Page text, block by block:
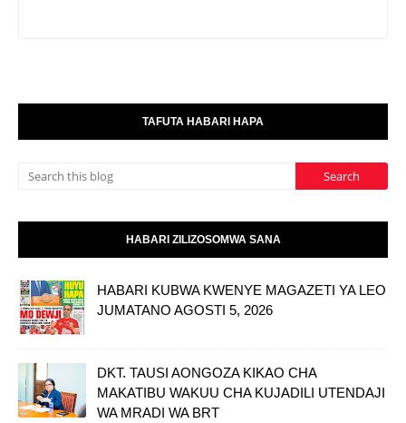
TAFUTA HABARI HAPA
HABARI ZILIZOSOMWA SANA
HABARI KUBWA KWENYE MAGAZETI YA LEO
JUMATANO AGOSTI 5, 2026
DKT. TAUSI AONGOZA KIKAO CHA
MAKATIBU WAKUU CHA KUJADILI UTENDAJI
WA MRADI WA BRT